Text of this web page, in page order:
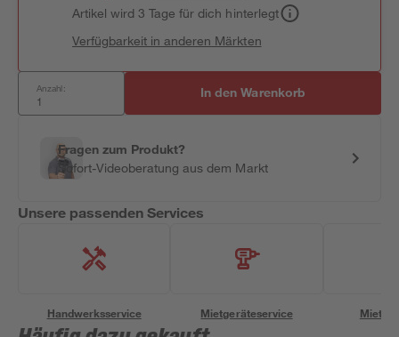
Artikel wird 3 Tage für dich hinterlegt
Verfügbarkeit in anderen Märkten
Anzahl: In den Warenkorb
Fragen zum Produkt?
Sofort-Videoberatung aus dem Markt
Unsere passenden Services
Handwerksservice Mietgeräteservice